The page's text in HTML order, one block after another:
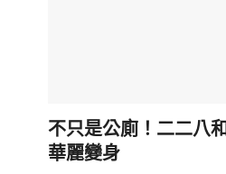
不只是公廁！二二八
華麗變身